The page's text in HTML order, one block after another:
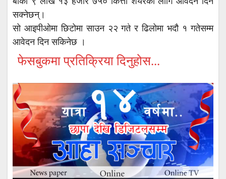
सक्नेछन्।
सो आइपीओमा छिटोमा साउन २२ गते र ढिलोमा भदौ १ गतेसम्म
आवेदन दिन सकिनेछ ।
फेसबुकमा प्रतिक्रिया दिनुहोस...